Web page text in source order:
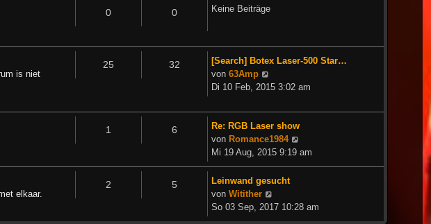
0 0 Keine Beiträge
is niet
25 32
[Search] Botex Laser-500 Star…
von 63Amp
Beitrag
Di 10 Feb, 2015 3:02 am
1 6
Re: RGB Laser show
von Romance1984
Beitrag
Mi 19 Aug, 2015 9:19 am
elkaar.
2 5
Leinwand gesucht
von Witither
Beitrag
So 03 Sep, 2017 10:28 am